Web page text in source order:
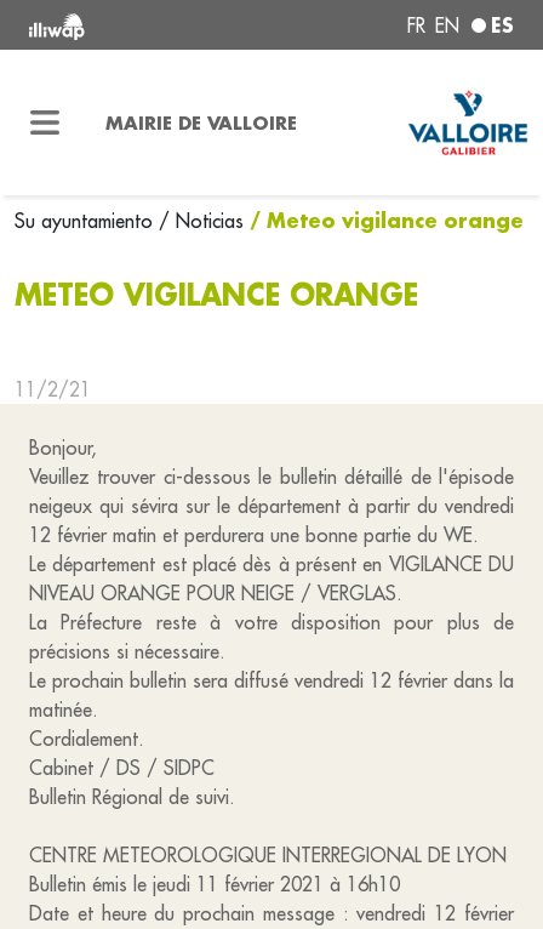
FR EN ES
MAIRIE DE VALLOIRE
Su ayuntamiento / Noticias / Meteo vigilance orange
METEO VIGILANCE ORANGE
11/2/21
Bonjour,
Veuillez trouver ci-dessous le bulletin détaillé de l'épisode
neigeux qui sévira sur le département à partir du vendredi
12 février matin et perdurera une bonne partie du WE.
Le département est placé dès à présent en VIGILANCE DU
NIVEAU ORANGE POUR NEIGE / VERGLAS.
La Préfecture reste à votre disposition pour plus de
précisions si nécessaire.
Le prochain bulletin sera diffusé vendredi 12 février dans la
matinée.
Cordialement.
Cabinet / DS / SIDPC
Bulletin Régional de suivi.
CENTRE METEOROLOGIQUE INTERREGIONAL DE LYON
Bulletin émis le jeudi 11 février 2021 à 16h10
Date et heure du prochain message : vendredi 12 février